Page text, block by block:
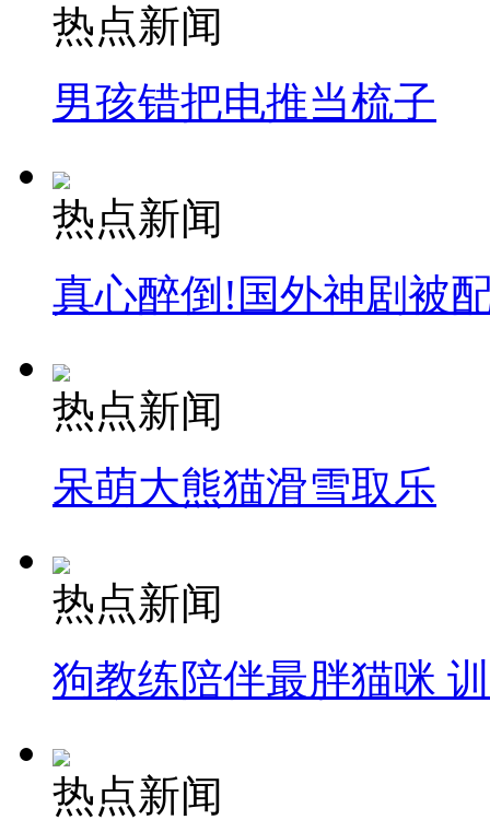
女孩北京地铁殴打老人 痛下狠手拳打脚踢
无痛分娩是否安全 医生回应
外交部：反对强权政治霸凌主义
安徽一实载49人客车翻车
走！跟着总书记去植树
消防员救轻生者 花炮节热闹非凡
纽约上演“枕头大战”
司机酒驾遇交警 急速倒车逃窜
热点新闻
男孩错把电推当梳子
热点新闻
真心醉倒!国外神剧被
热点新闻
呆萌大熊猫滑雪取乐
热点新闻
狗教练陪伴最胖猫咪
热点新闻